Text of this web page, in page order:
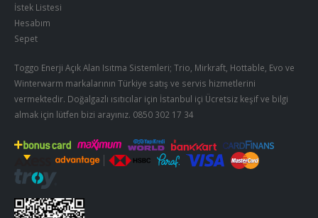
İstek Listesi
Hesabım
Sepet
Toggo Enerji Açık Alan Isıtma Sistemleri; Trio, Mirkraft, Hottable, Evo ve
Winterwarm markalarının Türkiye satış ve servis hizmetlerini
vermektedir. Doğalgazlı ısıtıcılar için İstanbul içi Ücretsiz keşif ve bilgi
almak için lütfen bizi arayınız. 0850 302 17 34